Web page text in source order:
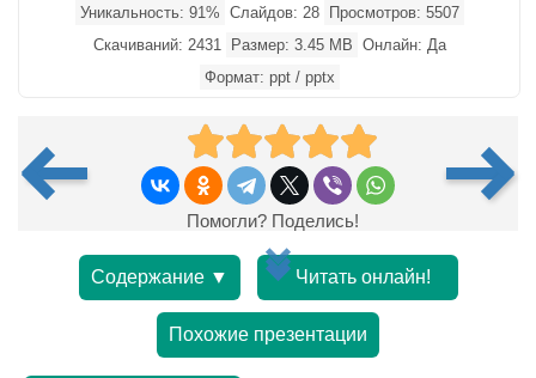
Уникальность: 91% Слайдов: 28
Просмотров: 5507
Скачиваний: 2431
Размер: 3.45 MB Онлайн: Да
Формат: ppt / pptx
Помогли? Поделись!
Содержание ▼ Читать онлайн!
Похожие презентации